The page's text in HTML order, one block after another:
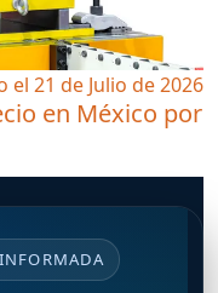
el 21 de Julio de 2026
en México por